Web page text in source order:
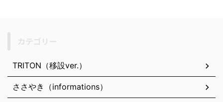
TRITON（移設ver.）
ささやき（informations）